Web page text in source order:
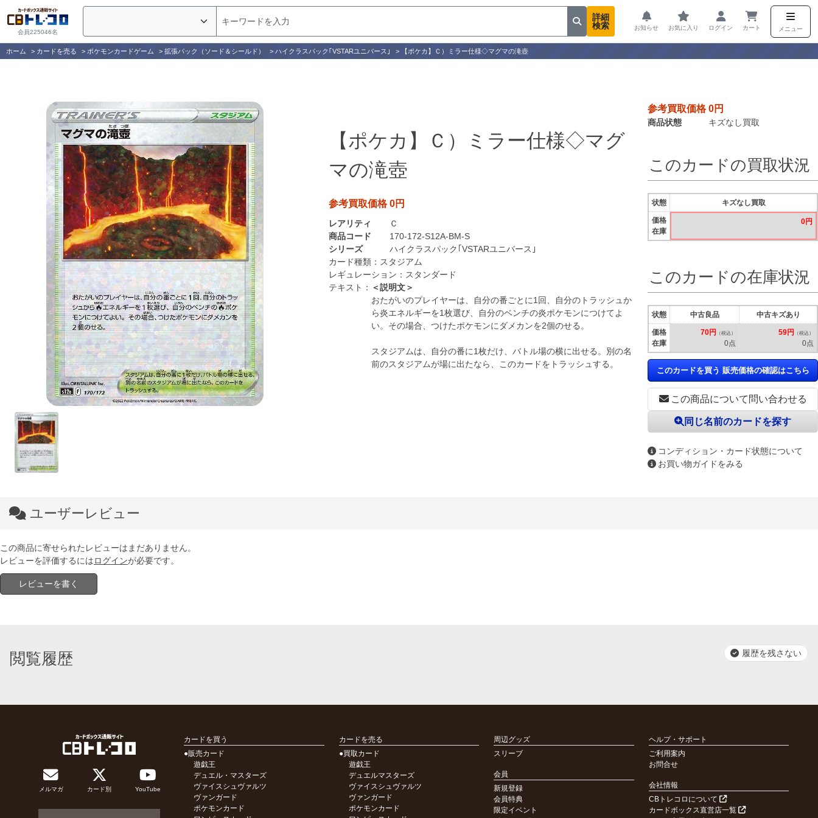
会員225046名
詳細
検索
お知らせ お気に入り ログイン カート メニュー
ホーム > カードを売る > ポケモンカードゲーム > 拡張パック（ソード＆シールド） > ハイクラスパック｢VSTARユニバース｣ > 【ポケカ】Ｃ）ミラー仕様◇マグマの滝壺
【ポケカ】Ｃ）ミラー仕様◇マグ
マの滝壺
参考買取価格 0円
レアリティ
Ｃ
商品コード
170-172-S12A-BM-S
シリーズ
ハイクラスパック｢VSTARユニバース｣
カード種類： スタジアム
レギュレーション： スタンダード
テキスト： ＜説明文＞
おたがいのプレイヤーは、自分の番ごとに1回、自分のトラッシュか
ら炎エネルギーを1枚選び、自分のベンチの炎ポケモンにつけてよ
い。その場合、つけたポケモンにダメカンを2個のせる。
スタジアムは、自分の番に1枚だけ、バトル場の横に出せる。別の名
前のスタジアムが場に出たなら、このカードをトラッシュする。
参考買取価格 0円
商品状態 キズなし買取
この商品について問い合わせる
同じ名前のカードを探す
コンディション・カード状態について
お買い物ガイドをみる
このカードの買取状況
状態
価格
在庫
キズなし買取
0円
このカードの在庫状況
状態
価格
在庫
中古良品
70円 （税込）
0点
中古キズあり
59円 （税込）
0点
このカードを買う 販売価格の確認はこちら
ユーザーレビュー
この商品に寄せられたレビューはまだありません。
レビューを評価するにはログインが必要です。
レビューを書く
閲覧履歴 履歴を残さない
メルマガ カード別 YouTube
カードを買う
●販売カード
遊戯王
デュエル・マスターズ
ヴァイスシュヴァルツ
ヴァンガード
ポケモンカード
カードを売る
●買取カード
遊戯王
デュエルマスターズ
ヴァイスシュヴァルツ
ヴァンガード
ポケモンカード
周辺グッズ
スリーブ
会員
新規登録
会員特典
限定イベント
ヘルプ・サポート
ご利用案内
お問合せ
会社情報
CBトレコロについて
カードボックス直営店一覧